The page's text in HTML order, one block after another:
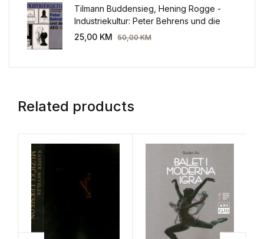
Tilmann Buddensieg, Hening Rogge -
Industriekultur: Peter Behrens und die
AEG 1907-1914.
25,00 KM 50,00KM
Related products